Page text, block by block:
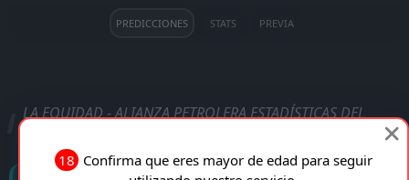
PREDICCIONES STATS PREVIA
LA EQUIDAD - ALIANZA PETROLERA ESTADÍSTICAS DEL
18 Confirma que eres mayor de edad para seguir